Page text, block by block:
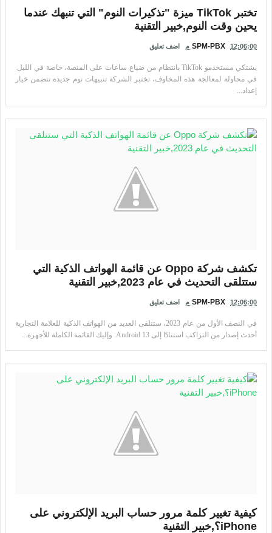
تختبر TikTok ميزة "تذكيرات النوم" التي تنبهك عندما
يحين وقت النوم,خبير التقنية
SPM-PBX 12:06:00 م اضف تعليق
يشتكي مستخدمو TikTok بانتظام من ضياع ساعات على المنصة، خاصة في الليل.
في محاولة لمعالجة هذه المخاوف، تختبر الشركة تنبيهات نوم جديدة تتضمن خيار
إعداد...
تكشف شركة Oppo عن قائمة الهواتف الذكية التي
ستتلقى التحديث في عام 2023,خبير التقنية
SPM-PBX 12:06:00 م اضف تعليق
في النصف الأول من عام 2023، ستتلقى العديد من الهواتف الذكية للعلامة التجارية
أحدث إصدار من التراكب استنادًا إلى Android 13. وإليك القائمة الكاملة للأجهزة...
كيفية تغيير كلمة مرور حساب البريد الإلكتروني على
iPhone؟,خبير التقنية